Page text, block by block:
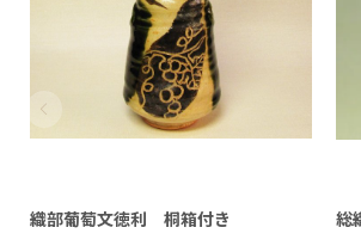
織部葡萄文徳利 桐箱付き 総